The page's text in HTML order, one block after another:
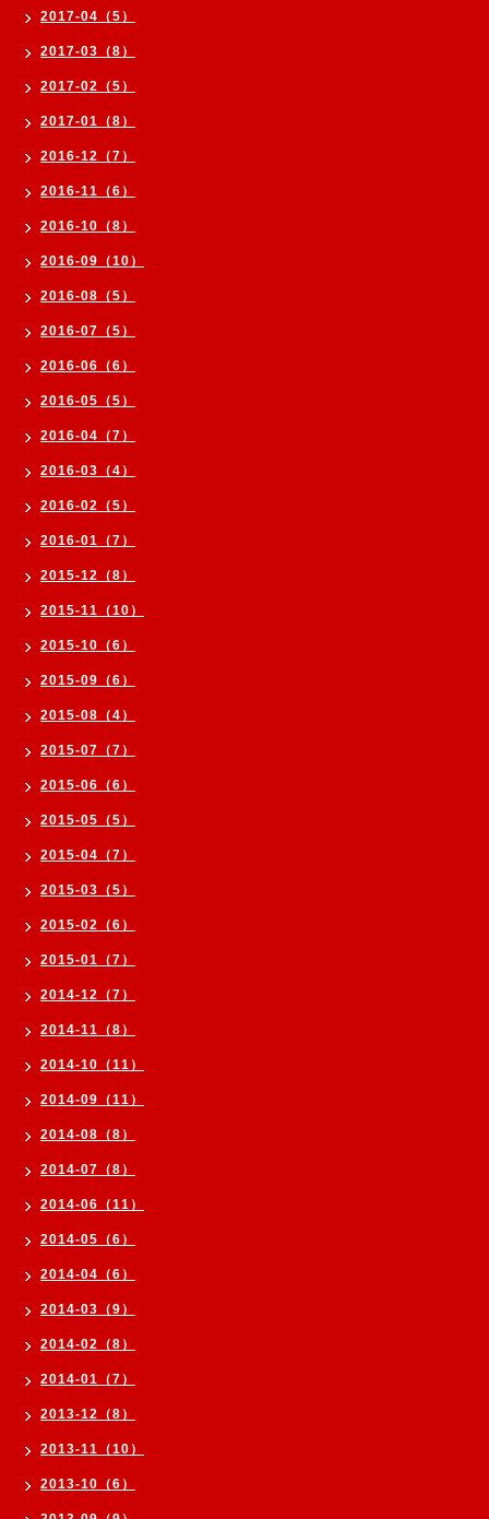
2017-04（5）
2017-03（8）
2017-02（5）
2017-01（8）
2016-12（7）
2016-11（6）
2016-10（8）
2016-09（10）
2016-08（5）
2016-07（5）
2016-06（6）
2016-05（5）
2016-04（7）
2016-03（4）
2016-02（5）
2016-01（7）
2015-12（8）
2015-11（10）
2015-10（6）
2015-09（6）
2015-08（4）
2015-07（7）
2015-06（6）
2015-05（5）
2015-04（7）
2015-03（5）
2015-02（6）
2015-01（7）
2014-12（7）
2014-11（8）
2014-10（11）
2014-09（11）
2014-08（8）
2014-07（8）
2014-06（11）
2014-05（6）
2014-04（6）
2014-03（9）
2014-02（8）
2014-01（7）
2013-12（8）
2013-11（10）
2013-10（6）